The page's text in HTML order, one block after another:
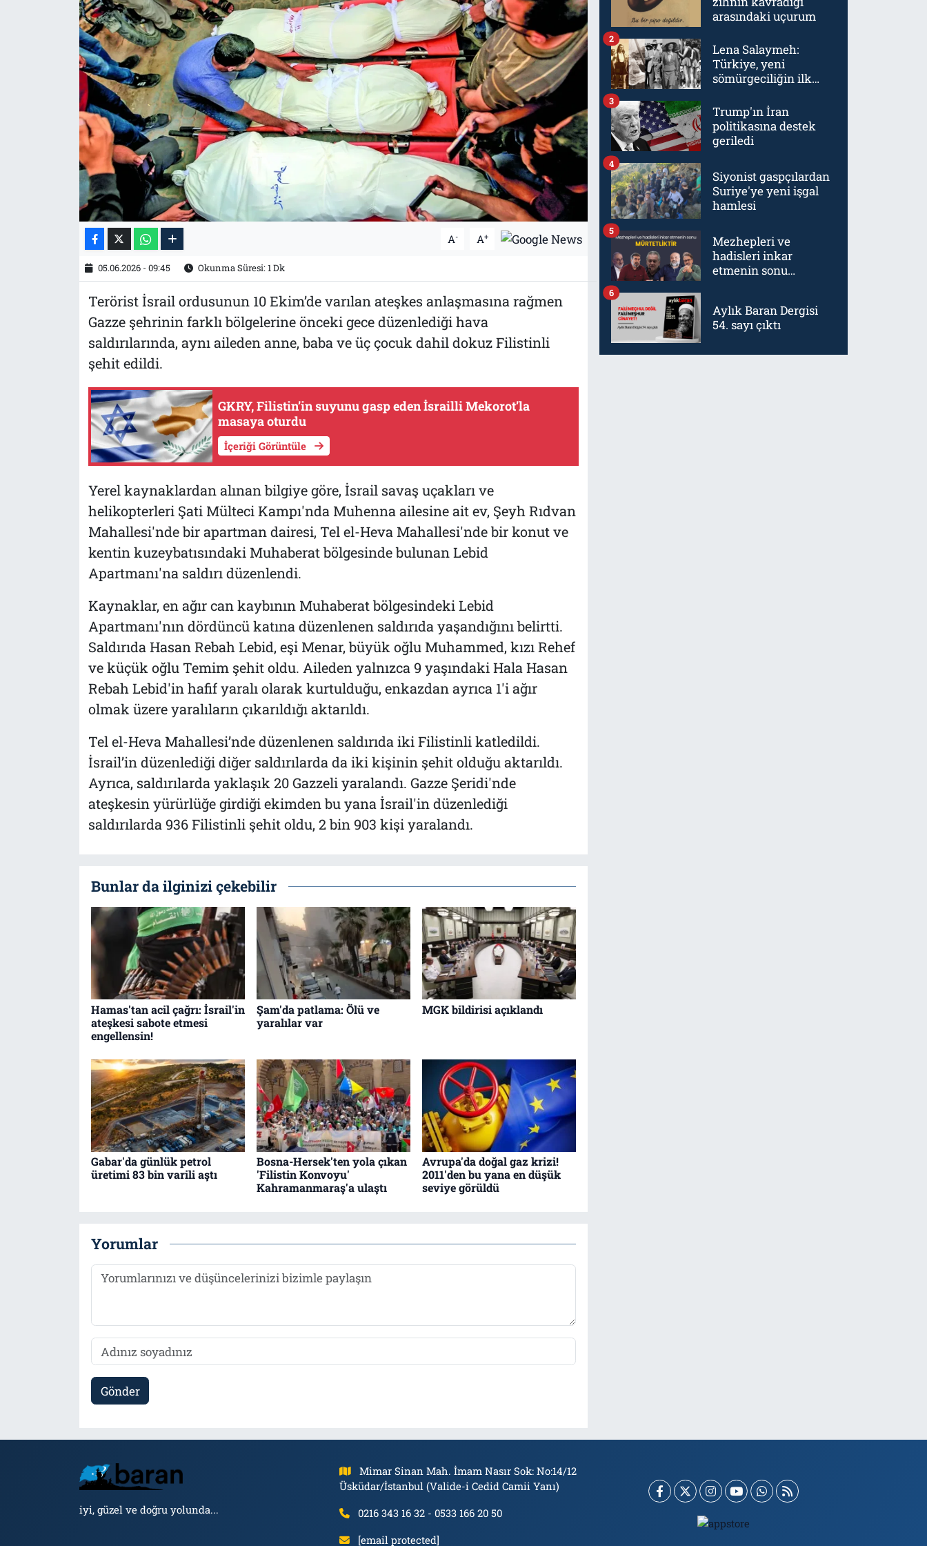
A- A+
05.06.2026 - 09:45 Okunma Süresi: 1 Dk
Terörist İsrail ordusunun 10 Ekim’de varılan ateşkes anlaşmasına rağmen
Gazze şehrinin farklı bölgelerine önceki gece düzenlediği hava
saldırılarında, aynı aileden anne, baba ve üç çocuk dahil dokuz Filistinli
şehit edildi.
GKRY, Filistin’in suyunu gasp eden İsrailli Mekorot’la
masaya oturdu
İçeriği Görüntüle
Yerel kaynaklardan alınan bilgiye göre, İsrail savaş uçakları ve
helikopterleri Şati Mülteci Kampı'nda Muhenna ailesine ait ev, Şeyh Rıdvan
Mahallesi'nde bir apartman dairesi, Tel el-Heva Mahallesi'nde bir konut ve
kentin kuzeybatısındaki Muhaberat bölgesinde bulunan Lebid
Apartmanı'na saldırı düzenlendi.
Kaynaklar, en ağır can kaybının Muhaberat bölgesindeki Lebid
Apartmanı'nın dördüncü katına düzenlenen saldırıda yaşandığını belirtti.
Saldırıda Hasan Rebah Lebid, eşi Menar, büyük oğlu Muhammed, kızı Rehef
ve küçük oğlu Temim şehit oldu. Aileden yalnızca 9 yaşındaki Hala Hasan
Rebah Lebid'in hafif yaralı olarak kurtulduğu, enkazdan ayrıca 1'i ağır
olmak üzere yaralıların çıkarıldığı aktarıldı.
Tel el-Heva Mahallesi’nde düzenlenen saldırıda iki Filistinli katledildi.
İsrail’in düzenlediği diğer saldırılarda da iki kişinin şehit olduğu aktarıldı.
Ayrıca, saldırılarda yaklaşık 20 Gazzeli yaralandı. Gazze Şeridi'nde
ateşkesin yürürlüğe girdiği ekimden bu yana İsrail'in düzenlediği
saldırılarda 936 Filistinli şehit oldu, 2 bin 903 kişi yaralandı.
Bunlar da ilginizi çekebilir
Hamas'tan acil çağrı: İsrail'in
ateşkesi sabote etmesi
engellensin!
Şam'da patlama: Ölü ve
yaralılar var
MGK bildirisi açıklandı
Gabar'da günlük petrol
üretimi 83 bin varili aştı
Bosna-Hersek'ten yola çıkan
'Filistin Konvoyu'
Kahramanmaraş'a ulaştı
Avrupa'da doğal gaz krizi!
2011'den bu yana en düşük
seviye görüldü
Yorumlar
Gönder
arasındaki uçurum
Lena Salaymeh:
Türkiye, yeni
sömürgeciliğin ilk
2
Trump'ın İran
politikasına destek
geriledi
3
Siyonist gaspçılardan
Suriye'ye yeni işgal
hamlesi
4
Mezhepleri ve
hadisleri inkar
etmenin sonu
5
Aylık Baran Dergisi
54. sayı çıktı
6
iyi, güzel ve doğru yolunda...
Mimar Sinan Mah. İmam Nasır Sok: No:14/12
Üsküdar/İstanbul (Valide-i Cedid Camii Yanı)
0216 343 16 32 - 0533 166 20 50
[email protected]
İletişim